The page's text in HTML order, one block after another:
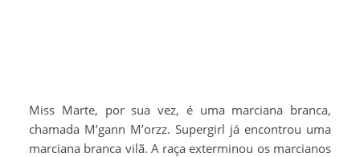
Miss Marte, por sua vez, é uma marciana branca,
chamada M’gann M’orzz. Supergirl já encontrou uma
marciana branca vilã. A raça exterminou os marcianos